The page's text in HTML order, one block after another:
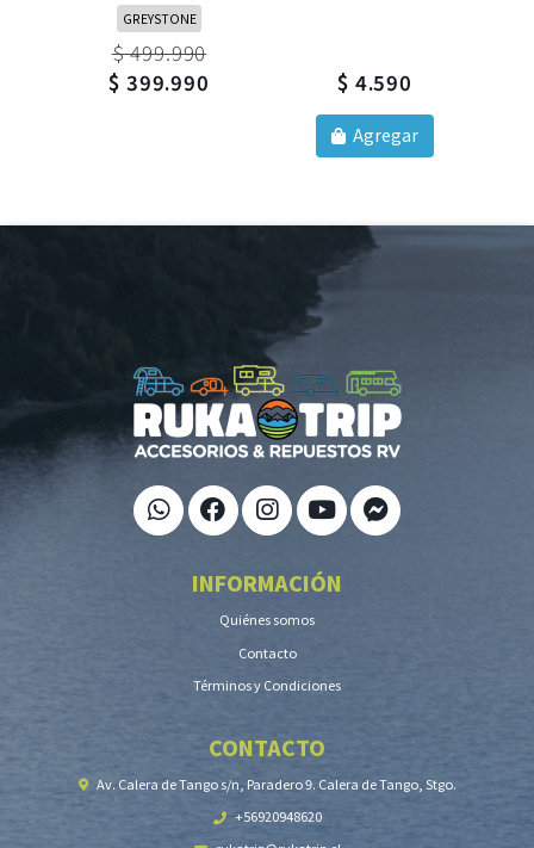
GREYSTONE
$ 499.990
$ 399.990
$ 4.590
Agregar
INFORMACIÓN
Quiénes somos
Contacto
Términos y Condiciones
CONTACTO
Av. Calera de Tango s/n, Paradero 9. Calera de Tango, Stgo.
+56920948620